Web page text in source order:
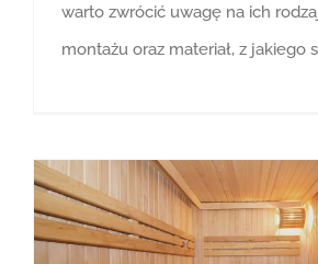
warto zwrócić uwagę na ich
montażu oraz materiał, z jakiego